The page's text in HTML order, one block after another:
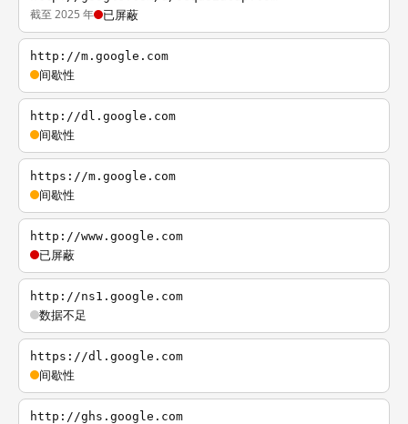
截至 2025 年 已屏蔽
http://m.google.com
间歇性
http://dl.google.com
间歇性
https://m.google.com
间歇性
http://www.google.com
已屏蔽
http://ns1.google.com
数据不足
https://dl.google.com
间歇性
http://ghs.google.com